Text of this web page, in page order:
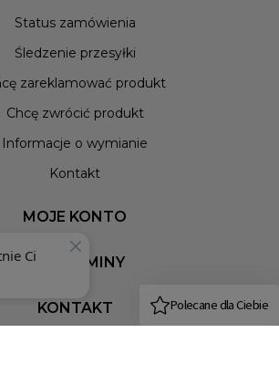
Status zamówienia
Śledzenie przesyłki
zareklamować produkt
Chcę zwrócić produkt
Informacje o wymianie
Kontakt
MOJE KONTO
REGULAMINY
KONTAKT